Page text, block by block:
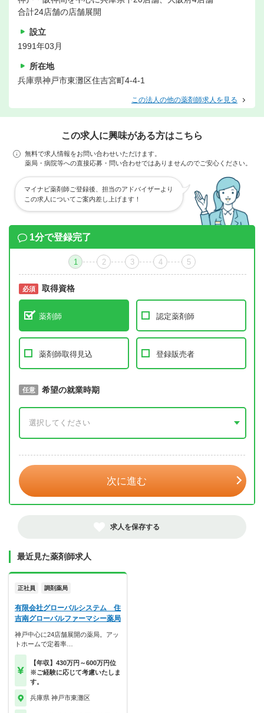
合計24店舗の店舗展開
設立
1991年03月
所在地
兵庫県神戸市東灘区住吉宮町4-4-1
この法人の他の薬剤師求人を見る
この求人に興味がある方はこちら
無料で求人情報をお問い合わせいただけます。
薬局・病院等への直接応募・問い合わせではありませんのでご安心ください。
マイナビ薬剤師ご登録後、担当のアドバイザーより
この求人についてご案内差し上げます！
1分で登録完了
1 2 3 4 5
必須 取得資格
薬剤師 認定薬剤師
薬剤師取得見込 登録販売者
必須 取得予定年
任意 希望の就業時期
次に進む
求人を保存する
最近見た薬剤師求人
正社員 調剤薬局
有限会社グローバルシステム 住
吉南グローバルファーマシー薬局
神戸中心に24店舗展開の薬局。アッ
トホームで定着率…
【年収】430万円～600万円位
※ご経験に応じて考慮いたしま
す。
兵庫県 神戸市東灘区